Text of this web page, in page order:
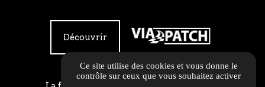
Découvrir
Ce site utilise des cookies et vous donne le
contrôle sur ceux que vous souhaitez activer